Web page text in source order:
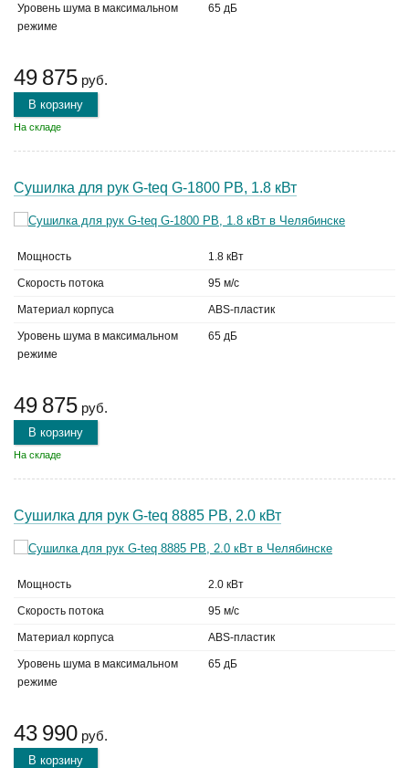
Уровень шума в максимальном
режиме
65 дБ
49 875 руб.
В корзину
На складе
Сушилка для рук G-teq G-1800 PB, 1.8 кВт
Мощность 1.8 кВт
Скорость потока 95 м/с
Материал корпуса ABS-пластик
Уровень шума в максимальном
режиме
65 дБ
49 875 руб.
В корзину
На складе
Сушилка для рук G-teq 8885 PB, 2.0 кВт
Мощность 2.0 кВт
Скорость потока 95 м/с
Материал корпуса ABS-пластик
Уровень шума в максимальном
режиме
65 дБ
43 990 руб.
В корзину